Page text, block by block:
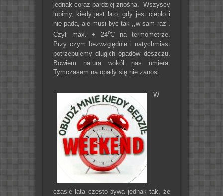
jednak coraz bardziej znośna. Wszyscy
lubimy, kiedy jest lato, gdy jest ciepło i
nie pada, ale musi być tak ,,w sam raz”.
Czyli max. + 24oC na termometrze.
Przy czym bezwzględnie i natychmiast
potrzebujemy długich opadów deszczu.
Bowiem natura wokół nas umiera.
Tymczasem na opady się nie zanosi.
W
czasie lata często bywa jednak tak, że